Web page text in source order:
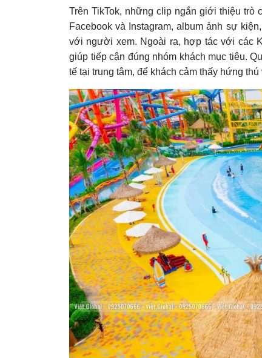
Trên TikTok, những clip ngắn giới thiệu trò
Facebook và Instagram, album ảnh sự
với người xem. Ngoài ra, hợp tác với các
giúp tiếp cận đúng nhóm khách mục tiêu.
tế tại trung tâm, để khách cảm thấy hứng